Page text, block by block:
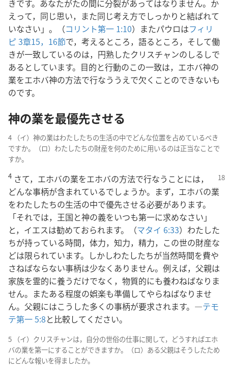
きです。あなたがたの間に分裂があってはなりません。か
えって，同じ思い，また同じ考え方でしっかりと結ばれて
いなさい」。（コリント第一 1:10）またパウロはフィリ
ピ 3章15，16節で，考えるところ，語るところ，そして働
きが一致しているのは，円熟したクリスチャンのしるしで
あるとしています。目的と行動のこの一致は，エホバ神の
業をエホバ神の方法で行なううえで欠くことのできないも
のです。
神の業を最優先させる
4 （イ）神の業はわたしたちの生活の中でどんな位置を占めているべき
ですか。（ロ）わたしたちの財産を何のために用いるのは正当なことで
すか。
4 さて，エホバの業をエホバの方法で行なうことには，
どんな事柄が含まれているでしょうか。まず，エホバの業
をわたしたちの生活の中で優先させる必要があります。
「それでは，王国と神の義をいつも第一に求めなさい」
と，イエスは勧めておられます。（マタイ 6:33）わたした
ちが持っている時間，体力，知力，精力，この世の財産な
どは限られています。しかしわたしたちが当然時間を費や
さねばならない事柄は少なくありません。例えば，父親は
家族を霊的に養うだけでなく，物質的にも養わねばなりま
せん。またある程度の娯楽も準備してやらねばなりませ
ん。父親にはこうした多くの事柄が要求されます。―テモ
テ第一 5:8と比較してください。
5 （イ）クリスチャンは，自分の世俗の仕事に関して，どうすればエホ
バの業を第一にすることができますか。（ロ）ある父親はそうしたため
にどんな報いを得ましたか。